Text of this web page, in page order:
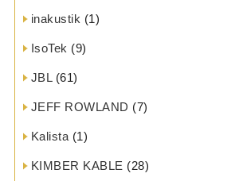
inakustik (1)
IsoTek (9)
JBL(61)
JEFF ROWLAND (7)
Kalista (1)
KIMBER KABLE (28)